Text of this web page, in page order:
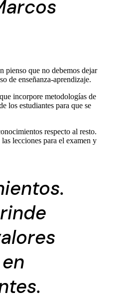
pienso que no debemos dejar
de enseñanza-aprendizaje.
incorpore metodologías de
los estudiantes para que se
respecto al resto.
lecciones para el examen y